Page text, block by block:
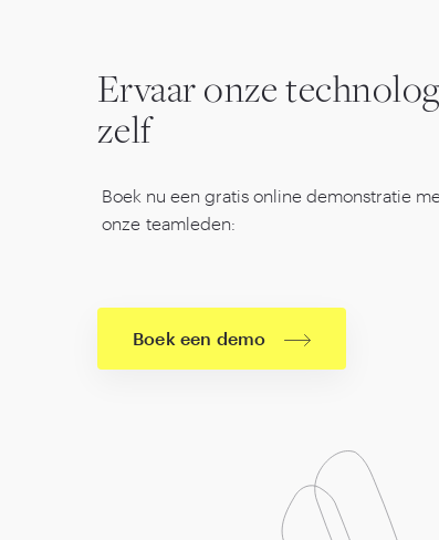
Ervaar onze
zelf
Boek nu een gratis online demonstratie
onze teamleden:
Boek een demo